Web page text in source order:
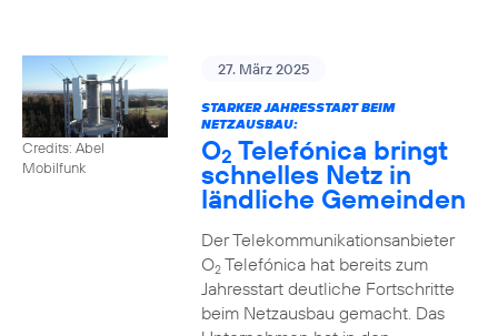
Credits: Abel
Mobilfunk
27. März 2025
STARKER JAHRESSTART BEIM
NETZAUSBAU:
O2 Telefónica bringt
schnelles Netz in
ländliche Gemeinden
Der Telekommunikationsanbieter
O2Telefónica hat bereits zum
Jahresstart deutliche Fortschritte
beim Netzausbau gemacht. Das